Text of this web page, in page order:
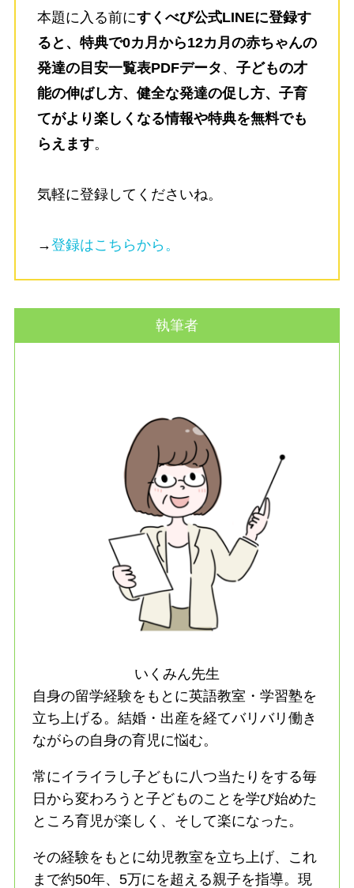
本題に入る前にすくべび公式LINEに登録す
ると、特典で0カ月から12カ月の赤ちゃんの
発達の目安一覧表PDFデータ 、 子どもの才
能の伸ばし方、健全な発達の促し方、子育
てがより楽しくなる情報や特典を無料でも
らえます。
気軽に登録してくださいね。
→登録はこちらから。
執筆者
いくみん先生
自身の留学経験をもとに英語教室・学習塾を
立ち上げる。結婚・出産を経てバリバリ働き
ながらの自身の育児に悩む。
常にイライラし子どもに八つ当たりをする毎
日から変わろうと子どものことを学び始めた
ところ育児が楽しく、そして楽になった。
その経験をもとに幼児教室を立ち上げ、これ
まで約50年、5万にを超える親子を指導。現